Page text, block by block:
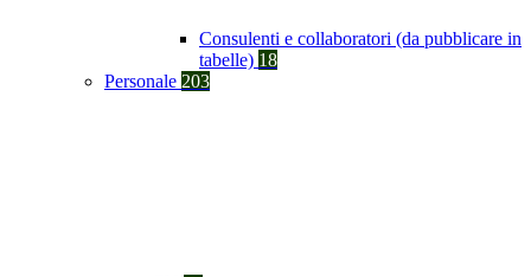
Consulenti e collaboratori (da pubblicare in
tabelle) 18
Personale 203